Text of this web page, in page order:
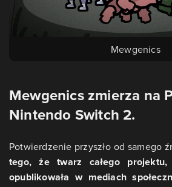
Mewgenics
Mewgenics zmierza na
Nintendo Switch 2.
Potwierdzenie przyszło od samego
tego, że twarz całego projektu,
opublikowała w mediach